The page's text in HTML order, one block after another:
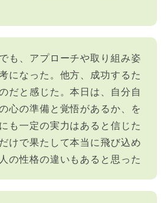
も、アプローチや取り組み姿
になった。他方、成功するた
だと感じた。本日は、自分自
心の準備と覚悟があるか、を
も一定の実力はあると信じた
けで果たして本当に飛び込め
の性格の違いもあると思った